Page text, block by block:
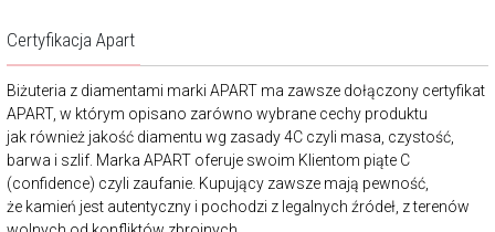
Certyfikacja Apart
Biżuteria z diamentami marki APART ma zawsze dołączony certyfikat
APART, w którym opisano zarówno wybrane cechy produktu
jak również jakość diamentu wg zasady 4C czyli masa, czystość,
barwa i szlif. Marka APART oferuje swoim Klientom piąte C
(confidence) czyli zaufanie. Kupujący zawsze mają pewność,
że kamień jest autentyczny i pochodzi z legalnych źródeł, z terenów